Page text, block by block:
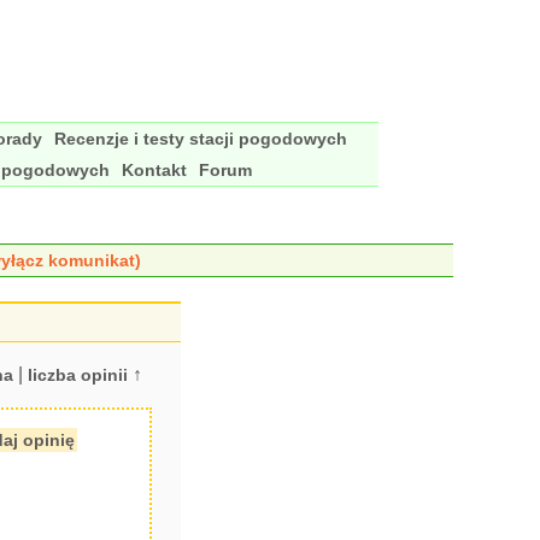
Recenzje i testy stacji pogodowych
Kontakt Forum
komunikat)
| liczba opinii ↑
opinię